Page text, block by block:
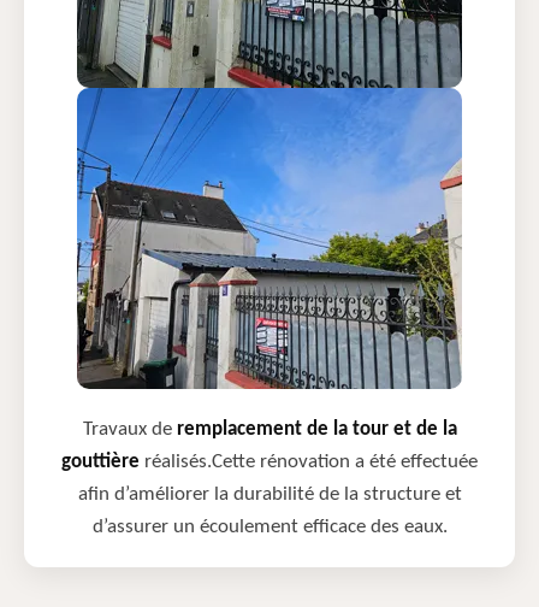
Travaux de remplacement de la tour et de la
gouttière réalisés.Cette rénovation a été effectuée
afin d’améliorer la durabilité de la structure et
d’assurer un écoulement efficace des eaux.